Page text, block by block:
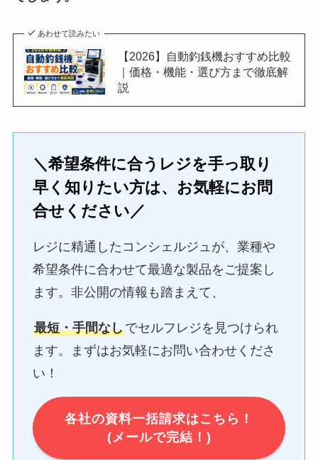
あわせて読みたい
【2026】自動釣銭機おすすめ比較
｜価格・機能・選び方まで徹底解
説
＼希望条件に合うレジを手っ取り
早く知りたい方は、お気軽にお問
合せください／
レジに精通したコンシェルジュが、業種や
希望条件に合わせて最適な製品をご提案し
ます。非公開の情報も踏まえて、
最短・手間なしでセルフレジを見つけられ
ます。まずはお気軽にお問い合わせくださ
い！
各社の資料一括請求はこちら！
(メールで完結！)